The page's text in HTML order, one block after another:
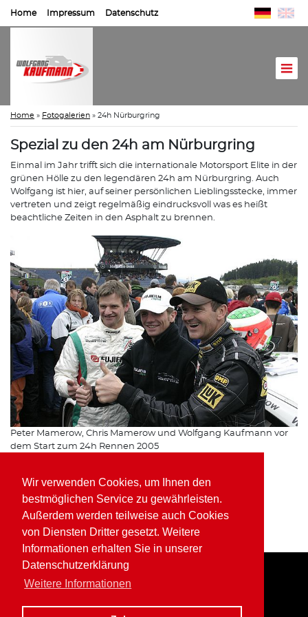
Wir verwenden Cookies, um Ihnen den
bestmöglichen Service zu gewährleisten.
Außerdem werden teilweise auch Cookies
von Diensten Dritter gesetzt. Weitere
Informationen erhalten Sie in unserer
Datenschutzerklärung
Weitere Informationen
Home Impressum Datenschutz
Home » Fotogalerien » 24h Nürburgring
Spezial zu den 24h am Nürburgring
Einmal im Jahr trifft sich die internationale Motorsport Elite in der
grünen Hölle zu den legendären 24h am Nürburgring. Auch
Wolfgang ist hier, auf seiner persönlichen Lieblingsstecke, immer
vertreten und zeigt regelmäßig eindrucksvoll was es heißt
beachtliche Zeiten in den Asphalt zu brennen.
Peter Mamerow, Chris Mamerow und Wolfgang Kaufmann vor
dem Start zum 24h Rennen 2005
24h Nürburgring 2021
24h Nürburgring 2020
24h Nürburgring 2016
24h Nürburgring 2015
24h Nürburgring 2014
24h Nürburgring 2013
Home Impressum